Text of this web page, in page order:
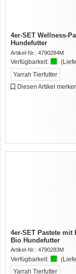
4er-SET Wellness-
Hundefutter
Artikel-Nr.: 4790284M
Verfügbarkeit:
Yarrah Tierfutter
Diesen Artikel
4er-SET Pastete
Bio Hundefutter
Artikel-Nr.: 4790283M
Verfügbarkeit:
Yarrah Tierfutter